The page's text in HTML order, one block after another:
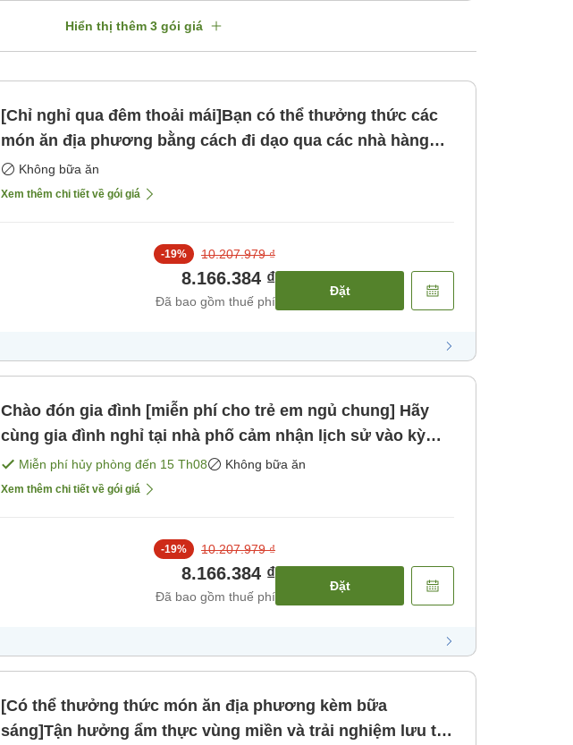
Hiển thị thêm 3 gói giá
[Chỉ nghỉ qua đêm thoải mái]Bạn có thể thưởng thức các
món ăn địa phương bằng cách đi dạo qua các nhà hàng
địa phương hoặc nấu ăn với nguyên liệu đặc trưng của
vùng tại bếp đơn giả [Không bao gồm bữa ăn]
Không bữa ăn
Xem thêm chi tiết về gói giá
-19% 10.207.979 ₫
8.166.384 ₫
Đã bao gồm thuế phí
Đặt
Chào đón gia đình [miễn phí cho trẻ em ngủ chung] Hãy
cùng gia đình nghỉ tại nhà phố cảm nhận lịch sử vào kỳ
nghỉ hè hoặc các ngày nghỉ lễ dài. Được trang bị đầy đủ
như bếp (ở khôn [Không bao gồm bữa ăn]
Miễn phí hủy phòng đến 15 Th08 Không bữa ăn
Xem thêm chi tiết về gói giá
-19% 10.207.979 ₫
8.166.384 ₫
Đã bao gồm thuế phí
Đặt
[Có thể thưởng thức món ăn địa phương kèm bữa
sáng]Tận hưởng ẩm thực vùng miền và trải nghiệm lưu trú